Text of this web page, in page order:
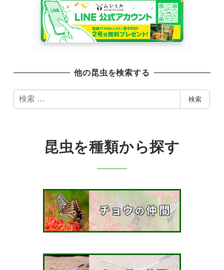
他の昆虫を検索する
検
索
検索
昆虫を種類から探す